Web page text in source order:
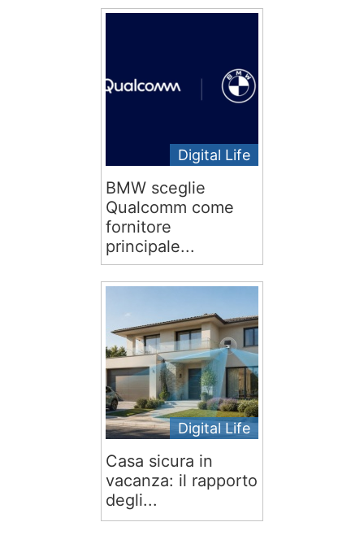
Digital Life
BMW sceglie
Qualcomm come
fornitore
principale...
Digital Life
Casa sicura in
vacanza: il rapporto
degli...